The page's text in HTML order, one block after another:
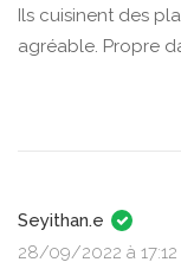
Ils cuisinent des
agréable. Propre
Seyithan.e
28/09/2022 à 17:12